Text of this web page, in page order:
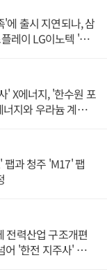
에 출시 지연되나, 삼
레이 LG이노텍 '탈
' X에너지, '한수원 포
지와 우라늄 계약
팹과 청주 'M17' 팹
전력산업 구조개편
'한전 지주사' 재편